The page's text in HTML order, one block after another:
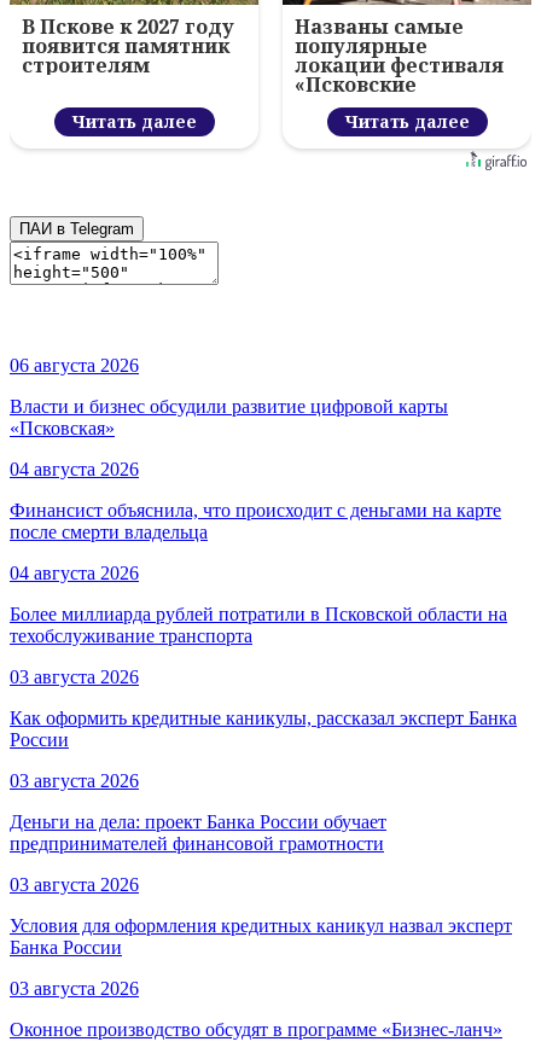
В Пскове к 2027 году
появится памятник
строителям
Читать далее
Названы самые
популярные
локации фестиваля
«Псковские
каникулы»
Читать далее
ПАИ в Telegram
06 августа 2026
Власти и бизнес обсудили развитие цифровой карты
«Псковская»
04 августа 2026
Финансист объяснила, что происходит с деньгами на карте
после смерти владельца
04 августа 2026
Более миллиарда рублей потратили в Псковской области на
техобслуживание транспорта
03 августа 2026
Как оформить кредитные каникулы, рассказал эксперт Банка
России
03 августа 2026
Деньги на дела: проект Банка России обучает
предпринимателей финансовой грамотности
03 августа 2026
Условия для оформления кредитных каникул назвал эксперт
Банка России
03 августа 2026
Оконное производство обсудят в программе «Бизнес-ланч»